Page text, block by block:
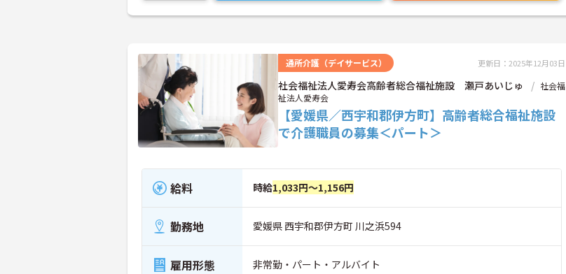
通所介護（デイサービス） 更新日：2025年12月03日
社会福祉法人愛寿会高齢者総合福祉施設 瀬戸あいじゅ
社会福
祉法人愛寿会
【愛媛県／西宇和郡伊方町】高齢者総合福祉施設
で介護職員の募集＜パート＞
給料 時給1,033円～1,156円
勤務地 愛媛県 西宇和郡伊方町 川之浜594
雇用形態 非常勤・パート・アルバイト